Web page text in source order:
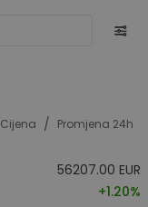
Cijena / Promjena 24h
56207.00 EUR
+1.20%